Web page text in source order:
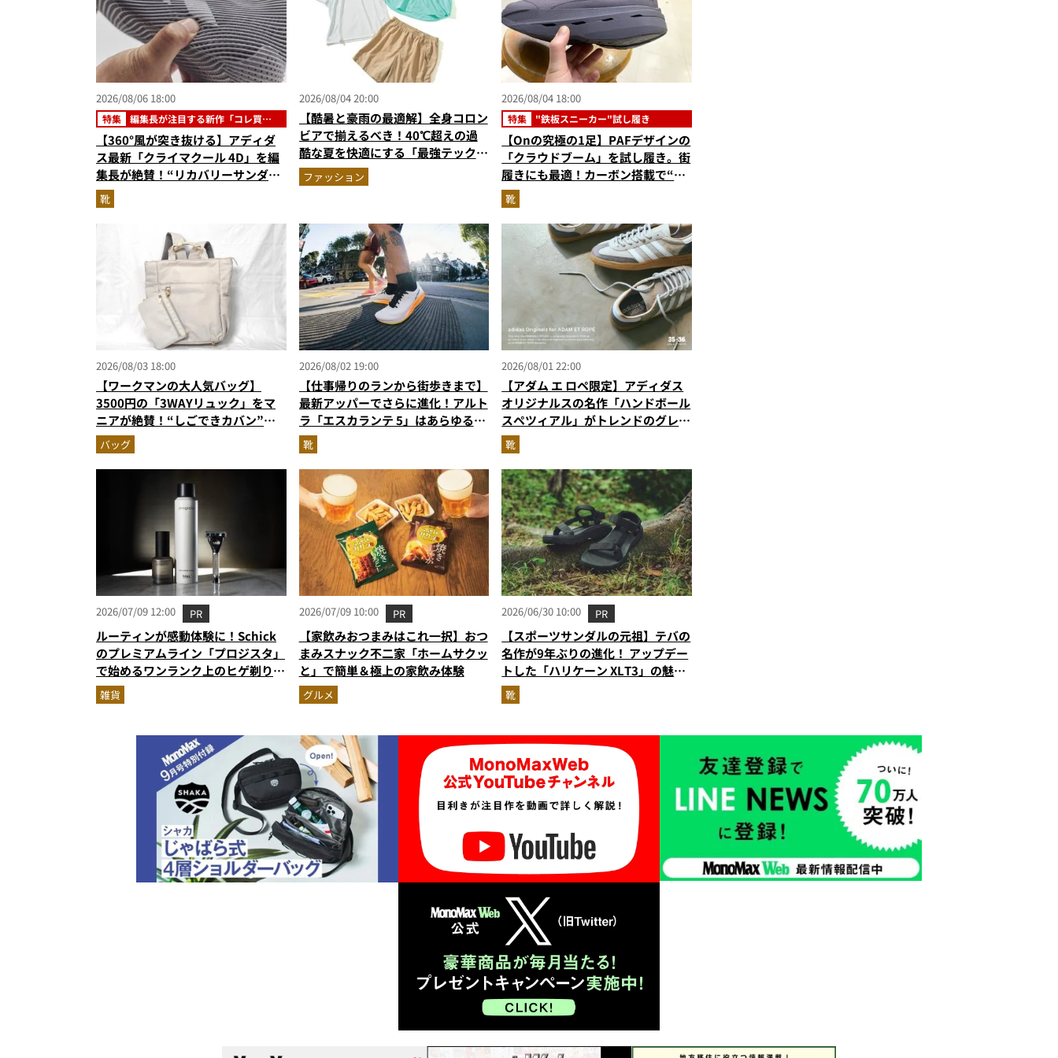
2026/08/06 18:00
特集
編集長が注目する新作「コレ買い
です」
【360°風が突き抜ける】アディダ
ス最新「クライマクール 4D」を編
集長が絶賛！“リカバリーサンダル
級に快適”な3Dプリントスニーカー
『コレ買いです』Vol.173
靴
2026/08/04 20:00
【酷暑と豪雨の最適解】全身コロン
ビアで揃えるべき！40℃超えの過
酷な夏を快適にする「最強テックウ
エア」セットアップ
ファッション
2026/08/04 18:00
特集 "鉄板スニーカー"試し履き
【Onの究極の1足】PAFデザインの
「クラウドブーム」を試し履き。街
履きにも最適！カーボン搭載で“走
れるハイテク靴”の最高峰
靴
2026/08/03 18:00
【ワークマンの大人気バッグ】
3500円の「3WAYリュック」をマ
ニアが絶賛！“しごできカバン”が
撥水防汚で評判以上に優秀だった
バッグ
2026/08/02 19:00
【仕事帰りのランから街歩きまで】
最新アッパーでさらに進化！アルト
ラ「エスカランテ 5」はあらゆるシ
ーンに寄り添う大人の相棒だ
靴
2026/08/01 22:00
【アダム エ ロペ限定】アディダス
オリジナルスの名作「ハンドボール
スペツィアル」がトレンドのグレー
に！
靴
2026/07/09 12:00 PR
ルーティンが感動体験に！Schick
のプレミアムライン「プロジスタ」
で始めるワンランク上のヒゲ剃り習
慣
雑貨
2026/07/09 10:00 PR
【家飲みおつまみはこれ一択】おつ
まみスナック不二家「ホームサクッ
と」で簡単＆極上の家飲み体験
グルメ
2026/06/30 10:00 PR
【スポーツサンダルの元祖】テバの
名作が9年ぶりの進化！ アップデー
トした「ハリケーン XLT3」の魅力
を識者があらゆる角度から徹底解
説！
靴